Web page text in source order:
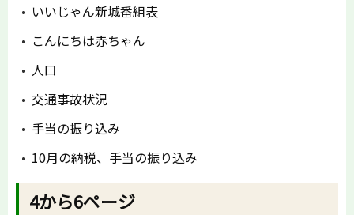
いいじゃん新城番組表
こんにちは赤ちゃん
人口
交通事故状況
手当の振り込み
10月の納税、手当の振り込み
4から6ページ